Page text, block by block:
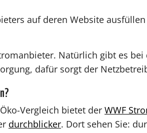
auf deren Website
Natürlich gibt es bei
dafür sorgt der
Vergleich bietet der WWF
durchblicker. Dort sehen Sie: